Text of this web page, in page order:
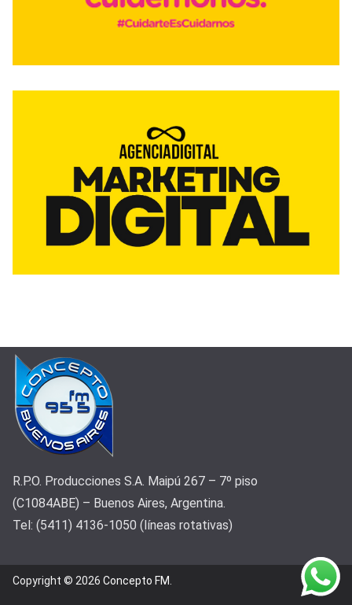
R.P.O. Producciones S.A. Maipú 267 – 7º piso
(C1084ABE) – Buenos Aires, Argentina.
Tel: (5411) 4136-1050 (líneas rotativas)
Copyright © 2026 Concepto FM